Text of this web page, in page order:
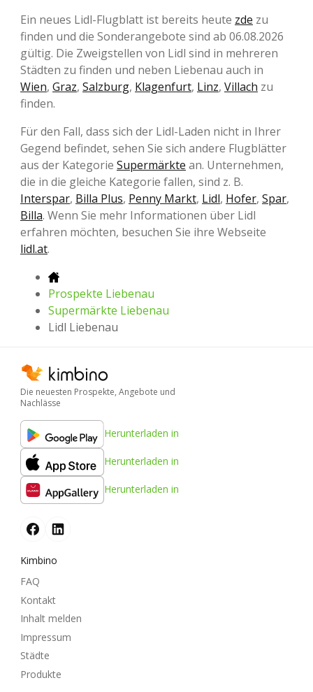
Ein neues Lidl-Flugblatt ist bereits heute zde zu
finden und die Sonderangebote sind ab 06.08.2026
gültig. Die Zweigstellen von Lidl sind in mehreren
Städten zu finden und neben Liebenau auch in
Wien, Graz, Salzburg, Klagenfurt, Linz, Villach zu
finden.
Für den Fall, dass sich der Lidl-Laden nicht in Ihrer
Gegend befindet, sehen Sie sich andere Flugblätter
aus der Kategorie Supermärkte an. Unternehmen,
die in die gleiche Kategorie fallen, sind z. B.
Interspar, Billa Plus, Penny Markt, Lidl, Hofer, Spar,
Billa. Wenn Sie mehr Informationen über Lidl
erfahren möchten, besuchen Sie ihre Webseite
lidl.at.
Prospekte Liebenau
Supermärkte Liebenau
Lidl Liebenau
Die neuesten Prospekte, Angebote und
Nachlässe
Herunterladen in
Herunterladen in
Herunterladen in
Kimbino
FAQ
Kontakt
Inhalt melden
Impressum
Städte
Produkte